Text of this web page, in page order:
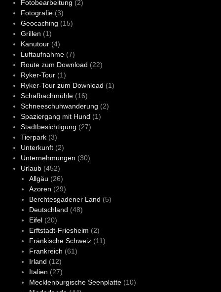
Fotobearbeitung (2)
Fotografie(3)
Geocaching (15)
Grillen (1)
Kanutour(4)
Luftaufnahme(7)
Route zum Download (22)
Ryker-Tour(1)
Ryker-Tour zum Download (1)
Schafbachmühle(16)
Schneeschuhwanderung (2)
Spaziergang mit Hund (1)
Stadtbesichtigung (27)
Tierpark(3)
Unterkunft(2)
Unternehmungen (30)
Urlaub(452)
Allgäu (26)
Azoren (29)
Berchtesgadener Land (5)
Deutschland (48)
Eifel(20)
Erftstadt-Friesheim (2)
Fränkische Schweiz(11)
Frankreich (61)
Irland (12)
Italien (27)
Mecklenburgische Seenplatte(10)